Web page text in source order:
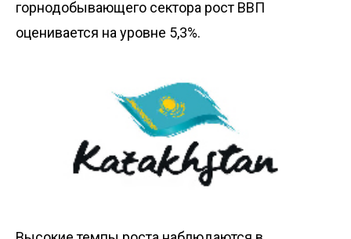
горнодобывающего сектора рост ВВП
оценивается на уровне 5,3%.